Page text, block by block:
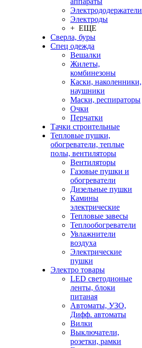
Электрододержатели
Электроды
+ ЕЩЕ
Сверла, буры
Спец одежда
Вешалки
Жилеты,
комбинезоны
Каски, наколенники,
наушники
Маски, респираторы
Очки
Перчатки
Тачки строительные
Тепловые пушки,
обогреватели, теплые
полы, вентиляторы
Вентиляторы
Газовые пушки и
обогреватели
Дизельные пушки
Камины
электрические
Тепловые завесы
Теплообогреватели
Увлажнители
воздуха
Электрические
пушки
Электро товары
LED светодионые
ленты, блоки
питаная
Автоматы, УЗО,
Дифф. автоматы
Вилки
Выключатели,
розетки, рамки